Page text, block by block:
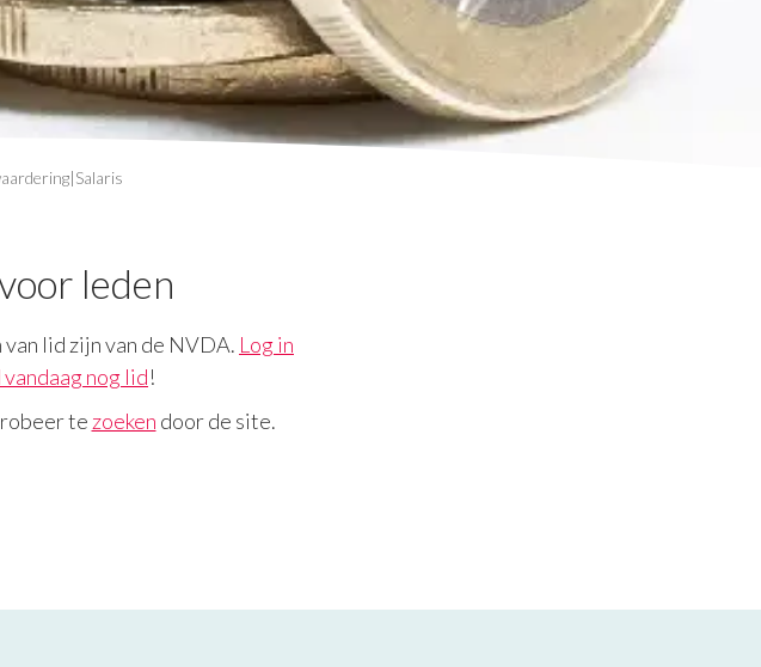
leden
lid zijn van de NVDA. Log in
nog lid!
te zoeken door de site.